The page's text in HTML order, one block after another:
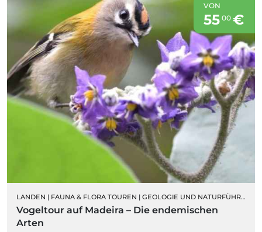
VON
55 00€
LANDEN | FAUNA & FLORA TOUREN | GEOLOGIE UND NATURFÜHRUNGEN
Vogeltour auf Madeira – Die endemischen
Arten